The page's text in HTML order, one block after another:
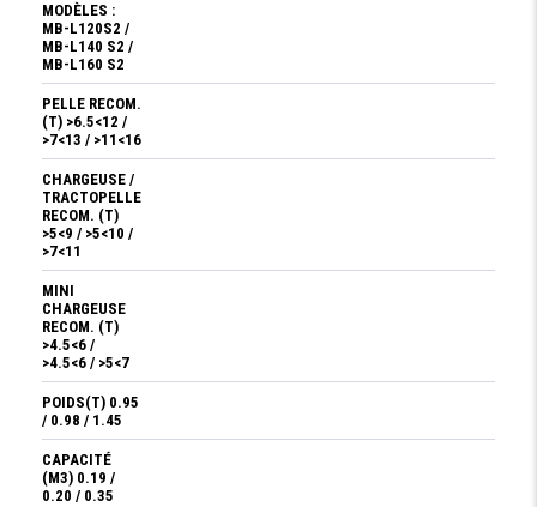
MODÈLES :
MB-L120S2 /
MB-L140 S2 /
MB-L160 S2
PELLE RECOM.
(T) >6.5<12 /
>7<13 / >11<16
CHARGEUSE /
TRACTOPELLE
RECOM. (T)
>5<9 / >5<10 /
>7<11
MINI
CHARGEUSE
RECOM. (T)
>4.5<6 /
>4.5<6 / >5<7
POIDS(T) 0.95
/ 0.98 / 1.45
CAPACITÉ
(M3) 0.19 /
0.20 / 0.35